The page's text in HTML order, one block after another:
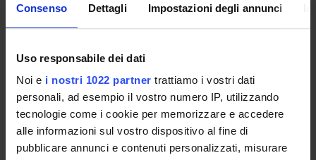
Consenso Dettagli Impostazioni degli annunci
Uso responsabile dei dati
Noi e i nostri 1022 partner trattiamo i vostri dati
personali, ad esempio il vostro numero IP, utilizzando
tecnologie come i cookie per memorizzare e accedere
alle informazioni sul vostro dispositivo al fine di
pubblicare annunci e contenuti personalizzati, misurare
COURSE PARTIALLY RUNNING
Degree class: DOTTORATI
Location: Verona
COURSE PARTIALLY RUNNING